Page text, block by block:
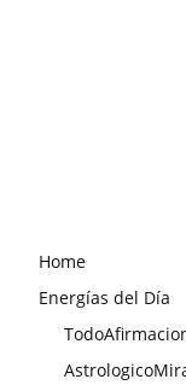
Home
Energías del Día
Todo
Astrologico